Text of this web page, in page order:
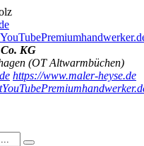
YouTube
KG
(OT Altwarmbüchen)
https://www.maler-heyse.de
YouTube